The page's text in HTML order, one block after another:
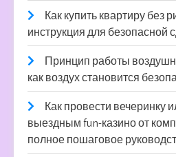
Как купить квартиру без
инструкция для безопасной
Принцип работы
как воздух становится
Как провести вечеринку
выездным fun-казино от
полное пошаговое